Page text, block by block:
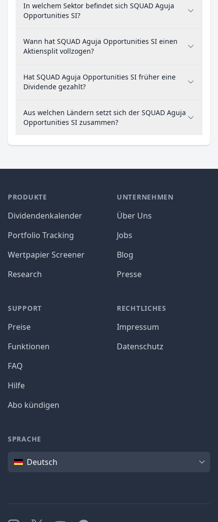
In welchem Sektor befindet sich SQUAD Aguja
Opportunities SI?
Wann hat SQUAD Aguja Opportunities SI einen
Aktiensplit vollzogen?
Hat SQUAD Aguja Opportunities SI früher eine
Dividende gezahlt?
Aus welchen Ländern setzt sich der SQUAD Aguja
Opportunities SI zusammen?
PRODUKTE
Dividendenkalender
Portfolio Tracking
Wertpapier Screener
Research
SUPPORT
Preise
Funktionen
FAQ
Hilfe
Abo kündigen
UNTERNEHMEN
Über Uns
Jobs
Blog
Presse
RECHTLICHES
Impressum
Datenschutz
SPRACHE
SpracheDeutsch